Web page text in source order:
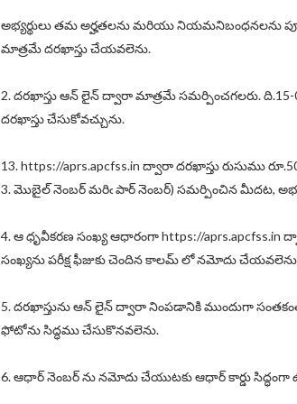
అభ్యర్థులు తమ అర్హతలను మరియు నియమనిబంధనలను
మాత్రమే దరఖాస్తు చేయవలెను.
2. దరఖాస్తు ఆన్ లైన్ ద్వారా మాత్రమే సమర్పించగలరు. ది.15-
దరఖాస్తు చేసుకోవచ్చును.
13. https://aprs.apcfss.in ద్వారా దరఖాస్తు రుసుము
3. మొబైల్ నెంబర్ మరిఁ పార్ నెంబర్) సమర్పించిన మీదట,
4. ఆ ధృవీకరణ సంఖ్య ఆధారంగా https://aprs.apcfss.in
సంఖ్యను పరీక్ష ఫీజుకు చెందిన కాలమ్ లో నమోదు
5. దరఖాస్తును ఆన్ లైన్ ద్వారా నింపడానికి ముందుగా
ఫోటోను సిద్ధము చేసుకొనవలెను.
6. ఆధార్ నెంబర్ ను నమోదు చేయుటకు ఆధార్ కార్డు సిద్ధంగా